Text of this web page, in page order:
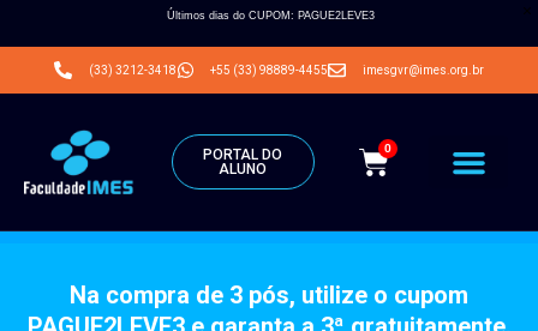
Últimos dias do CUPOM: PAGUE2LEVE3
PORTAL DO
ALUNO
Na compra de 3 pós, utilize o cupom
PAGUE2LEVE3 e garanta a 3ª gratuitamente.